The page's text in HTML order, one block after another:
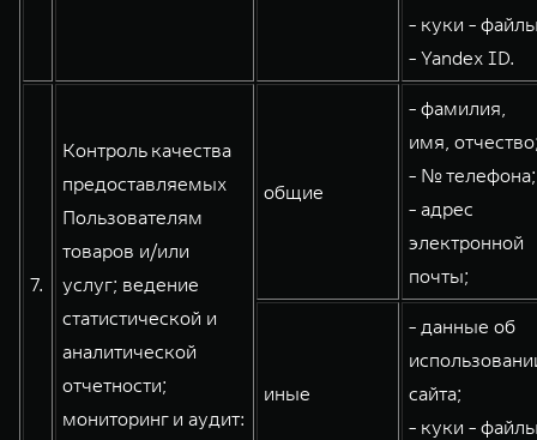
- куки -
- Yandex ID.
7.
Контроль качества
предоставляемых
Пользователям
товаров и/или
услуг; ведение
статистической и
аналитической
отчетности;
мониторинг и аудит:
общие
- фамилия,
имя,
- № телефона;
- адрес
электронной
почты;
иные
- данные об
сайта;
- куки -